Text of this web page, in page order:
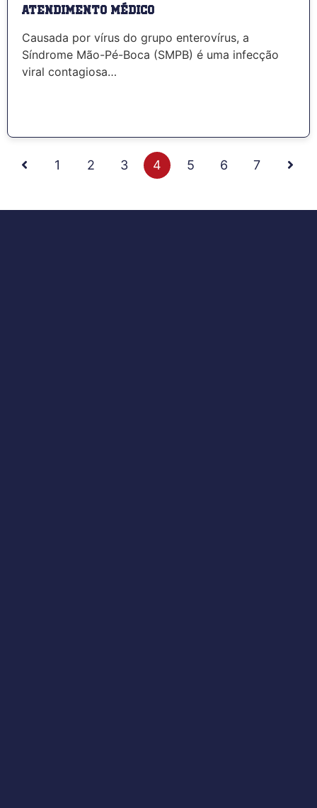
atendimento médico
Causada por vírus do grupo enterovírus, a
Síndrome Mão-Pé-Boca (SMPB) é uma infecção
viral contagiosa…
1 2 3 4 5 6 7